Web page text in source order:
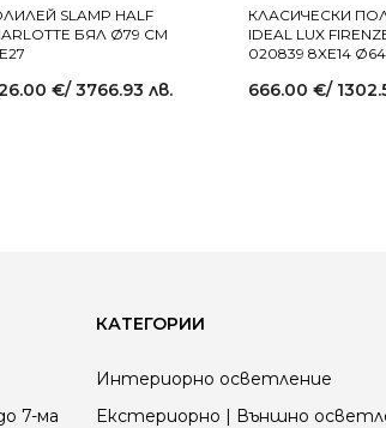
SLAMP HALF
БЯЛ Ø79 СМ
€/ 3766.93 лв.
КЛАСИЧЕСКИ
IDEAL LUX
020839 8XE14
666.00 €/
7-ма
КАТЕГОРИИ
Интериорно осветление
Екстериорно | Външно